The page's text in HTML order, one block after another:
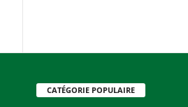
CATÉGORIE POPULAIRE